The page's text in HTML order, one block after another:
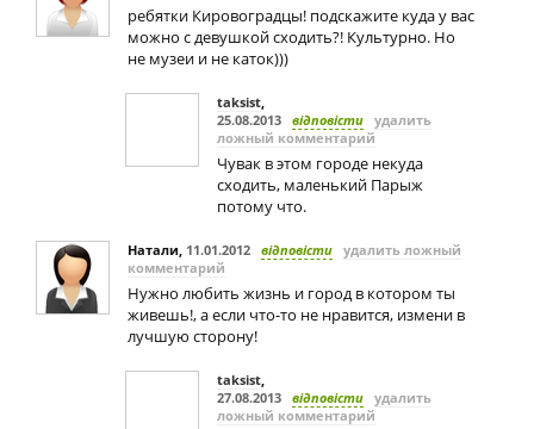
ребятки Кировоградцы! подскажите куда у вас
можно с девушкой сходить?! Культурно. Но
не музеи и не каток)))
taksist,
25.08.2013 відповісти удалить
ложный комментарий
Чувак в этом городе некуда
сходить, маленький Парыж
потому что.
Натали, 11.01.2012 відповісти удалить ложный
комментарий
Нужно любить жизнь и город в котором ты
живешь!, а если что-то не нравится, измени в
лучшую сторону!
taksist,
27.08.2013 відповісти удалить
ложный комментарий